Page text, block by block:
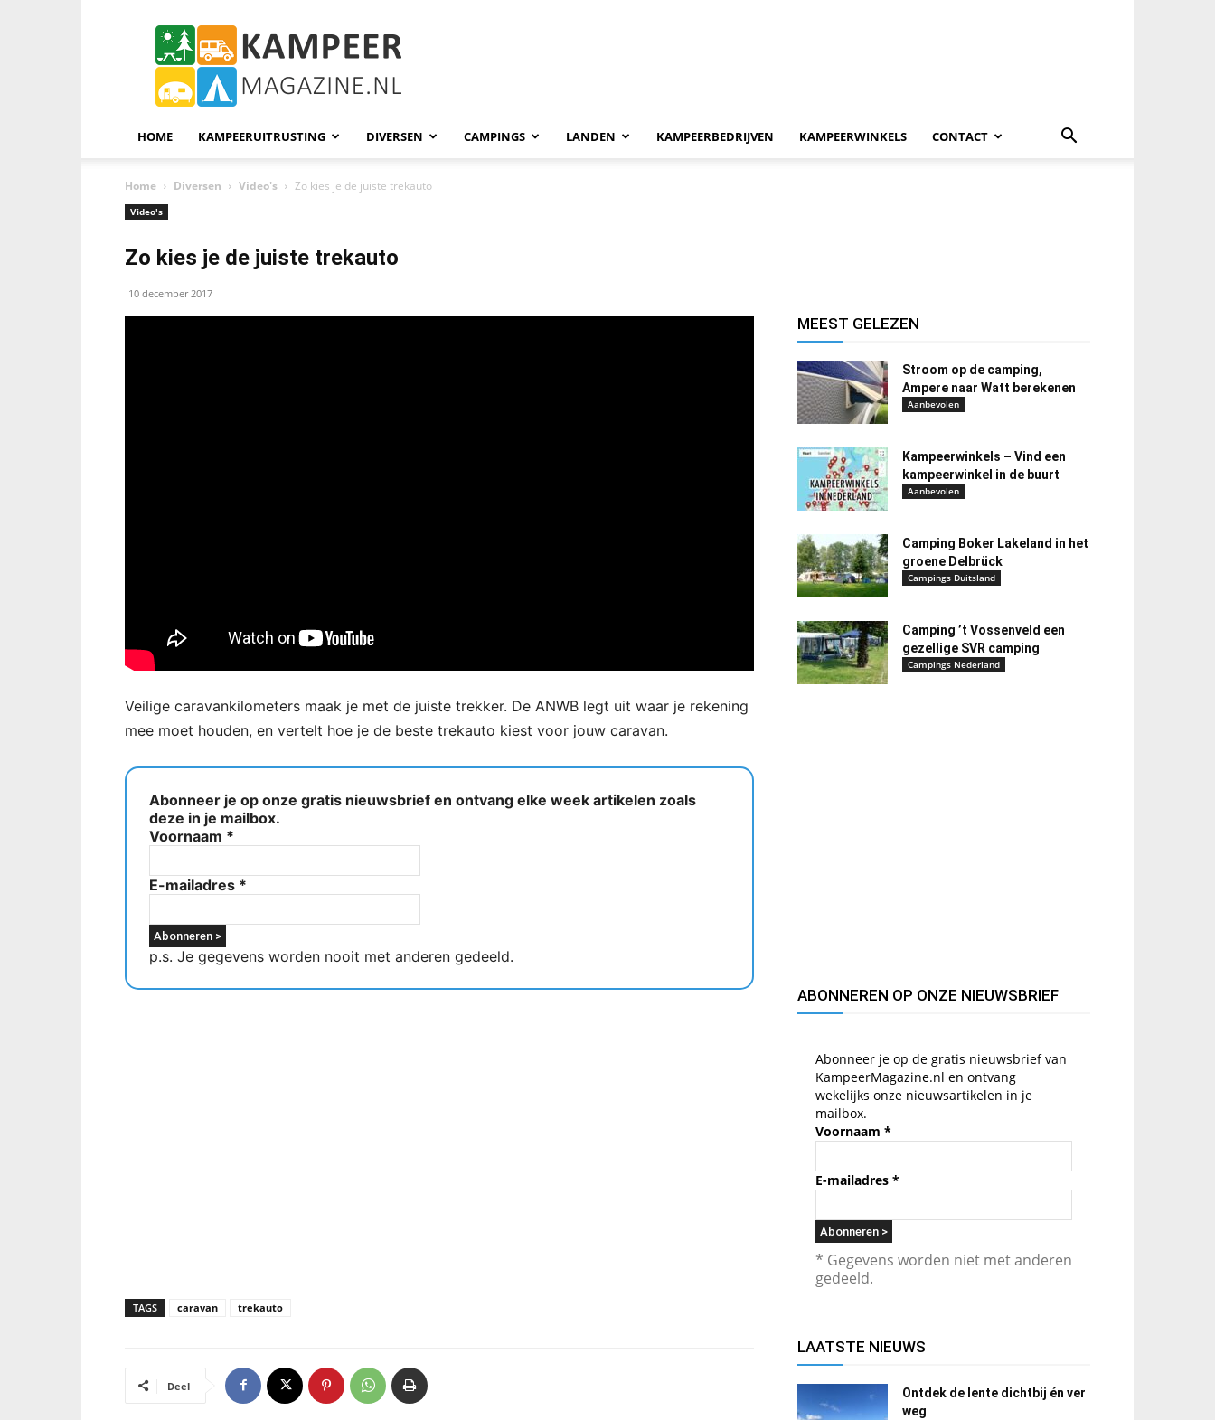
KampeerMagazine
HOME KAMPEERUITRUSTING DIVERSEN CAMPINGS LANDEN KAMPEERBEDRIJVEN KAMPEERWINKELS CONTACT
Home Diversen Video's Zo kies je de juiste trekauto
Video's
Zo kies je de juiste trekauto
10 december 2017
Veilige caravankilometers maak je met de juiste trekker. De ANWB legt uit waar je rekening
mee moet houden, en vertelt hoe je de beste trekauto kiest voor jouw caravan.
Abonneer je op onze gratis nieuwsbrief en ontvang elke week artikelen zoals
deze in je mailbox.
Voornaam *
E-mailadres *
p.s. Je gegevens worden nooit met anderen gedeeld.
TAGS caravan trekauto
Deel
MEEST GELEZEN
Stroom op de camping,
Ampere naar Watt berekenen
Aanbevolen
Kampeerwinkels – Vind een
kampeerwinkel in de buurt
Aanbevolen
Camping Boker Lakeland in het
groene Delbrück
Campings Duitsland
Camping ’t Vossenveld een
gezellige SVR camping
Campings Nederland
ABONNEREN OP ONZE NIEUWSBRIEF
Abonneer je op de gratis nieuwsbrief van
KampeerMagazine.nl en ontvang
wekelijks onze nieuwsartikelen in je
mailbox.
Voornaam *
E-mailadres *
* Gegevens worden niet met anderen
gedeeld.
LAATSTE NIEUWS
Ontdek de lente dichtbij én ver
weg